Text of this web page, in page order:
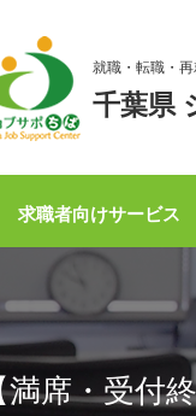
就職・転職・
千葉県
求職者向けサービス
満席・受付